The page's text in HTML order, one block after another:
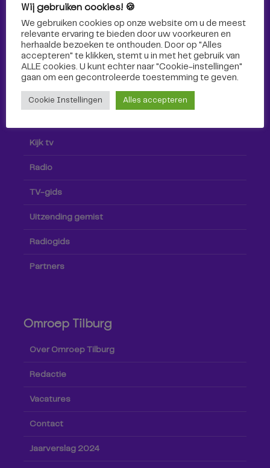
Volg Omroep Tilburg niet alleen hier, maar ook via social
media!
Kijk tv
Radio
TV-gids
Uitzending gemist
Radiogids
Partners
Omroep Tilburg
Over Omroep Tilburg
Redactie
Vacatures
Contact
Jaarverslag 2024
Wij gebruiken cookies! 🍪
We gebruiken cookies op onze website om u de meest
relevante ervaring te bieden door uw voorkeuren en
herhaalde bezoeken te onthouden. Door op "Alles
accepteren" te klikken, stemt u in met het gebruik van
ALLE cookies. U kunt echter naar "Cookie-instellingen"
gaan om een ​​gecontroleerde toestemming te geven.
Cookie Instellingen Alles accepteren